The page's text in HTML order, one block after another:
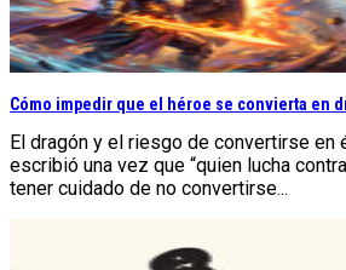
Cómo impedir que el héroe se convierta en
El dragón y el riesgo de convertirse
escribió una vez que “quien lucha
tener cuidado de no convertirse...